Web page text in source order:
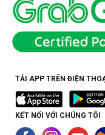
TẢI APP TRÊN ĐIỆN
KẾT NỐI VỚI CHÚNG TÔI